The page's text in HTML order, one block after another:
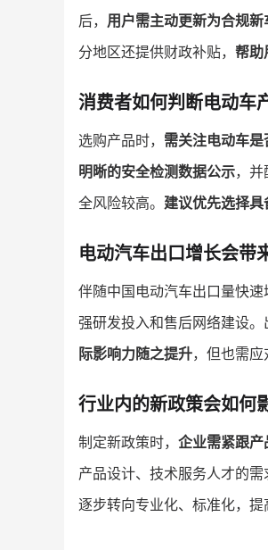
后， 用户需主动更新为合规新
分地区还提供财政补贴， 帮助
消费者如何判断电动车
选购产品时， 需关注电动车
明晰的安全检测数据公示，并
全风险较高。 建议优先选择
电动汽车出口增长会带
伴随中国电动汽车出口量快速
强研发投入和售后网络建设
际影响力随之提升，但也需应
行业内的新政策会如何
制定新政策时， 企业需紧跟
产品设计、技术服务人才的需
逐步转向专业化、标准化，提